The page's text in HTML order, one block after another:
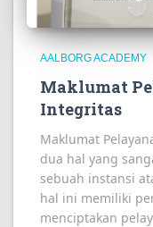
AALBORG ACADEMY
Maklumat
Integritas
Maklumat
dua hal yang
sebuah instansi
hal ini memiliki
menciptakan